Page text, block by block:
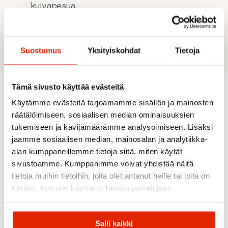
Suostumus Yksityiskohdat Tietoja
Tämä sivusto käyttää evästeitä
Käytämme evästeitä tarjoamamme sisällön ja mainosten
räätälöimiseen, sosiaalisen median ominaisuuksien
tukemiseen ja kävijämäärämme analysoimiseen. Lisäksi
jaamme sosiaalisen median, mainosalan ja analytiikka-
alan kumppaneillemme tietoja siitä, miten käytät
sivustoamme. Kumppanimme voivat yhdistää näitä
tietoja muihin tietoihin, joita olet antanut heille tai joita on
kerätty, kun olet käyttänyt heidän palvelujaan.
Salli kaikki
kuivapesua.
Materiaalit housut: 60% Pellava / 37% Puuvilla /
3% Elastaani. Polvikohtien Softshell: 80%
Suositeltua sinulle
ALE